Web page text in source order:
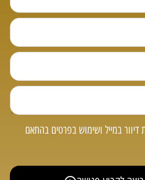
במייל ושימוש בפרטים בהתאם